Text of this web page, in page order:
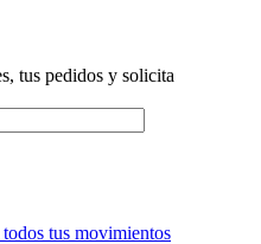
tus pedidos y solicita
tus movimientos